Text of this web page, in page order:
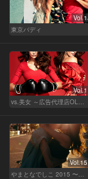
Vol.1
東京バディ
Vol.1
vs.美女 ～広告代理店OLの挑戦～
Vol.15
やまとなでしこ 2015 〜極上の結婚〜